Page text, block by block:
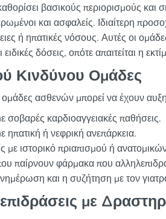
βασικούς περιορισμούς και
και ασφαλείς. Ιδιαίτερη
ή ηπατικές νόσους. Αυτές οι
ειδικές δόσεις, οπότε απαιτείται η
Κινδύνου Ομάδες
ασθενών μπορεί να έχουν
σοβαρές καρδιοαγγειακές παθήσεις.
ηπατική ή νεφρική ανεπάρκεια.
με ιστορικό πριαπισμού ή
παίρνουν φάρμακα που
και η συζήτηση με τον
με